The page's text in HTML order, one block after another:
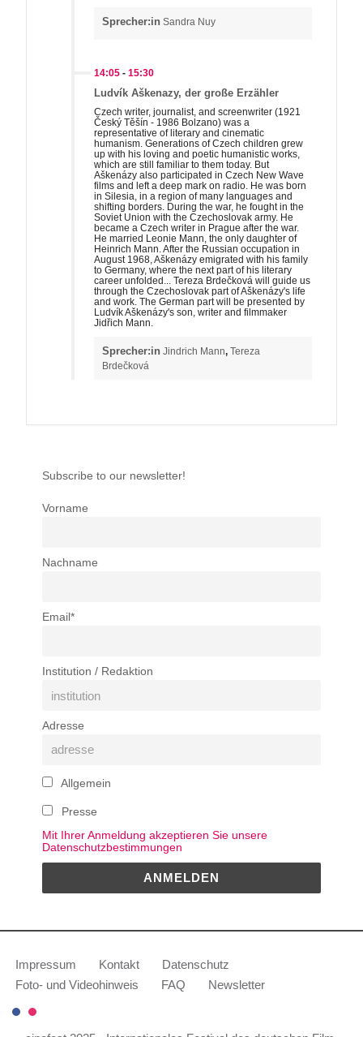
Sprecher:in Sandra Nuy
14:05 -15:30
Ludvík Aškenazy, der große Erzähler
Czech writer, journalist, and screenwriter (1921
Český Těšín - 1986 Bolzano) was a
representative of literary and cinematic
humanism. Generations of Czech children grew
up with his loving and poetic humanistic works,
which are still familiar to them today. But
Aškenázy also participated in Czech New Wave
films and left a deep mark on radio. He was born
in Silesia, in a region of many languages and
shifting borders. During the war, he fought in the
Soviet Union with the Czechoslovak army. He
became a Czech writer in Prague after the war.
He married Leonie Mann, the only daughter of
Heinrich Mann. After the Russian occupation in
August 1968, Aškenázy emigrated with his family
to Germany, where the next part of his literary
career unfolded... Tereza Brdečková will guide us
through the Czechoslovak part of Aškenázy's life
and work. The German part will be presented by
Ludvík Aškenázy's son, writer and filmmaker
Jidřich Mann.
Sprecher:in Jindrich Mann,Tereza
Brdečková
Subscribe to our newsletter!
Vorname
Nachname
Email*
Institution / Redaktion
Adresse
Allgemein
Presse
Mit Ihrer Anmeldung akzeptieren Sie unsere
Datenschutzbestimmungen
Impressum Kontakt
Datenschutz
Foto- und Videohinweis
FAQ Newsletter